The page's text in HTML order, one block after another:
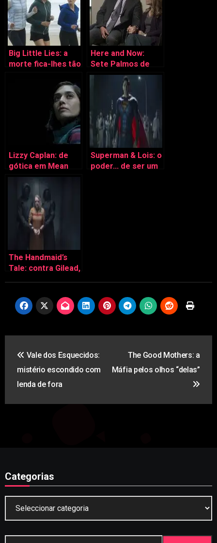
Big Little Lies: a
morte fica-lhes tão
Here and Now:
Sete Palmos de
Terra encontra
True Blood (e é tão
Lizzy Caplan: de
gótica em Mean
Girls a
protagonista de
Castle Rock
Superman & Lois: o
poder… de ser um
The Handmaid’s
Tale: contra Gilead,
de
artigos
Vale dos Esquecidos:
mistério escondido com
lenda de fora
The Good Mothers: a
Máfia pelos olhos “delas”
Categorias